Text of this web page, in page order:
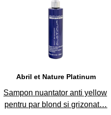
41
Abril et Nature Platinum
Sampon nuantator anti yellow
pentru par blond si grizonat…